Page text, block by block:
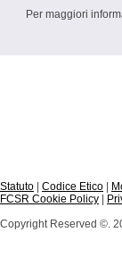
Per maggiori
Statuto Codice Etico
FCSR Cookie Policy
Copyright Reserved ©.